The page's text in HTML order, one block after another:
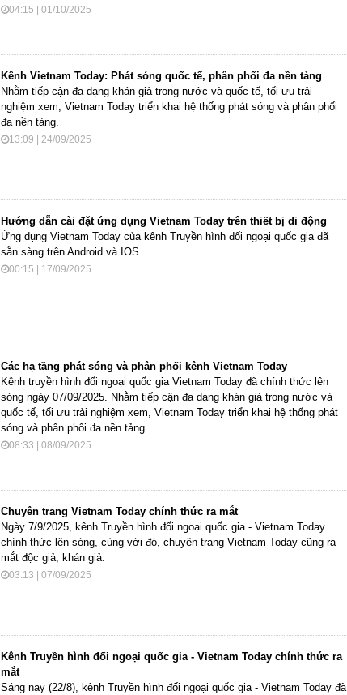
04:15 | 01/10/2025
Kênh Vietnam Today: Phát sóng quốc tế, phân phối đa nền tảng
Nhằm tiếp cận đa dạng khán giả trong nước và quốc tế, tối ưu trải
nghiệm xem, Vietnam Today triển khai hệ thống phát sóng và phân phối
đa nền tảng.
13:09 | 24/09/2025
Hướng dẫn cài đặt ứng dụng Vietnam Today trên thiết bị di động
Ứng dụng Vietnam Today của kênh Truyền hình đối ngoại quốc gia đã
sẵn sàng trên Android và IOS.
00:15 | 17/09/2025
Các hạ tầng phát sóng và phân phối kênh Vietnam Today
Kênh truyền hình đối ngoại quốc gia Vietnam Today đã chính thức lên
sóng ngày 07/09/2025. Nhằm tiếp cận đa dạng khán giả trong nước và
quốc tế, tối ưu trải nghiệm xem, Vietnam Today triển khai hệ thống phát
sóng và phân phối đa nền tảng.
08:33 | 08/09/2025
Chuyên trang Vietnam Today chính thức ra mắt
Ngày 7/9/2025, kênh Truyền hình đối ngoại quốc gia - Vietnam Today
chính thức lên sóng, cùng với đó, chuyên trang Vietnam Today cũng ra
mắt độc giả, khán giả.
03:13 | 07/09/2025
Kênh Truyền hình đối ngoại quốc gia - Vietnam Today chính thức ra
mắt
Sáng nay (22/8), kênh Truyền hình đối ngoại quốc gia - Vietnam Today đã